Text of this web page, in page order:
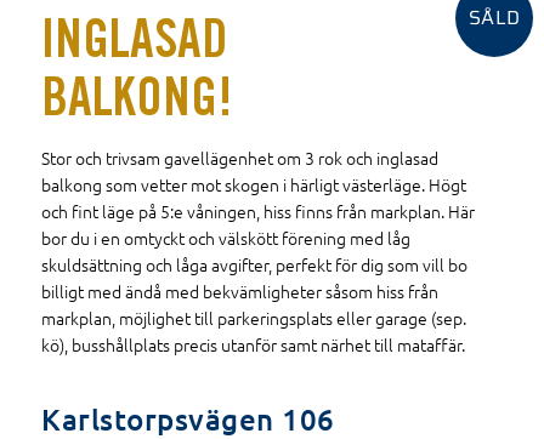
INGLASAD
BALKONG!
Stor och trivsam gavellägenhet om 3 rok och inglasad
balkong som vetter mot skogen i härligt västerläge. Högt
och fint läge på 5:e våningen, hiss finns från markplan. Här
bor du i en omtyckt och välskött förening med låg
skuldsättning och låga avgifter, perfekt för dig som vill bo
billigt med ändå med bekvämligheter såsom hiss från
markplan, möjlighet till parkeringsplats eller garage (sep.
kö), busshållplats precis utanför samt närhet till mataffär.
Karlstorpsvägen 106
SÅLD